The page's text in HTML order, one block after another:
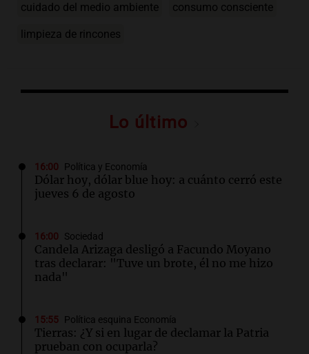
cuidado del medio ambiente consumo consciente
limpieza de rincones
Lo último
16:00 Política y Economía
Dólar hoy, dólar blue hoy: a cuánto cerró este
jueves 6 de agosto
16:00 Sociedad
Candela Arizaga desligó a Facundo Moyano
tras declarar: "Tuve un brote, él no me hizo
nada"
15:55 Política esquina Economía
Tierras: ¿Y si en lugar de declamar la Patria
prueban con ocuparla?